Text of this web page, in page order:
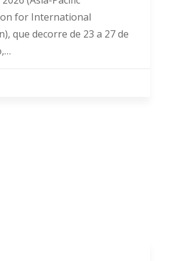
for International
que decorre de 23 a 27 de